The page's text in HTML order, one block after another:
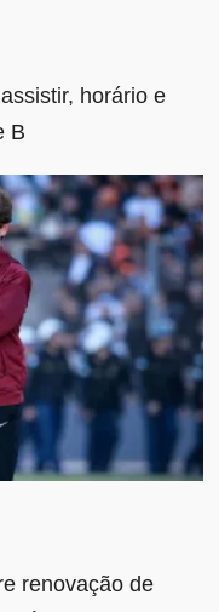
horário e
B
renovação de